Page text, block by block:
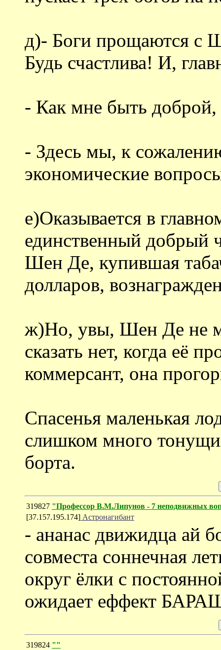
д)- Боги прощаются
Будь счастлива! И,
- Как мне быть доброй,
- Здесь мы, к
экономические
е)Оказывается в
единственный добрый
Шен Де, купившая
долларов,
ж)Но, увы, Шен Де не
сказать нет, когда её
коммерсант, она
Спасенья маленькая
слишком много
борта.
319827 "Профессор В.М.Липунов - 7 неподвижных
[37.157.195.174] Астронагибант
- ананас движидца ай
совместа соннечная
округ ёлки с
ожидает еффект
319824 ""